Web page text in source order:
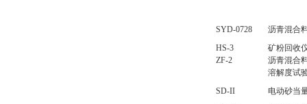
SYD-0728
沥青混合
HS-3
矿粉回收
ZF-2
沥青混合
溶解度试
SD-II
电动砂当